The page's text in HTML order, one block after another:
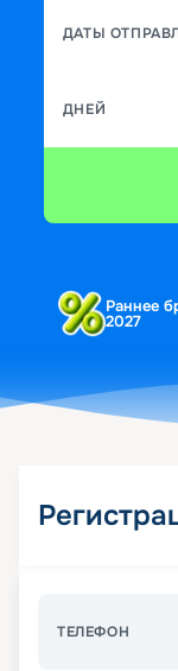
ДАТЫ
ДНЕЙ
Раннее
2027
ТЕЛЕФОН